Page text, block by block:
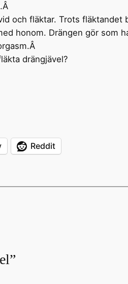
och fläktar. Trots
honom. Drängen gör som
drängjävel?
Reddit